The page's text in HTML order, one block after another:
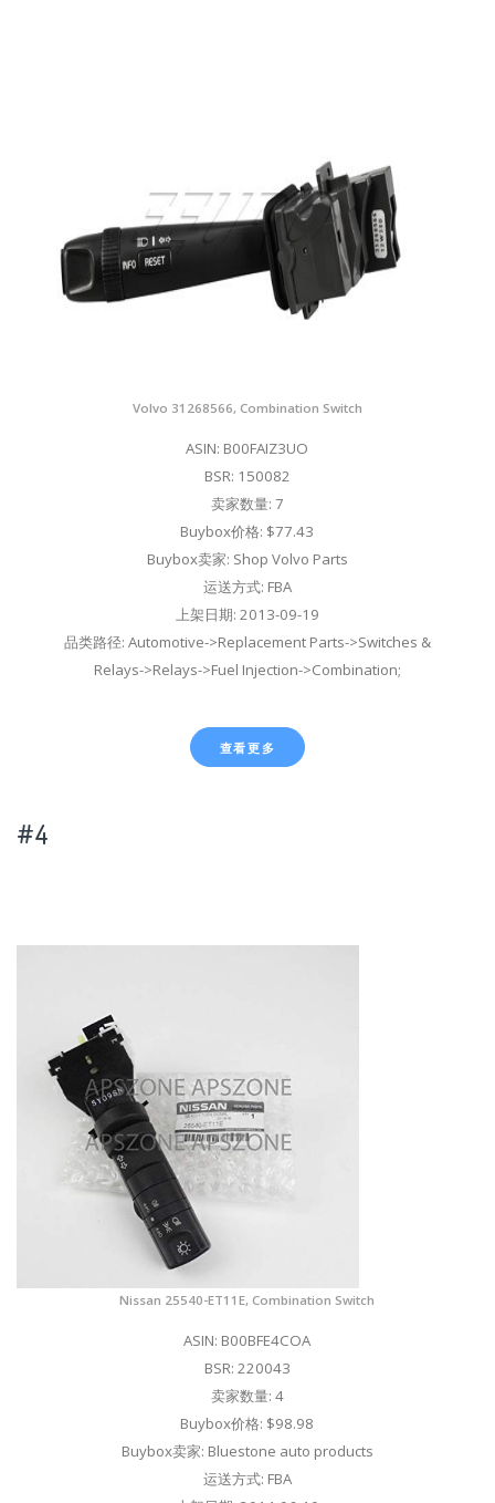
Volvo 31268566, Combination Switch
ASIN: B00FAIZ3UO
BSR: 150082
卖家数量: 7
Buybox价格: $77.43
Buybox卖家: Shop Volvo Parts
运送方式: FBA
上架日期: 2013-09-19
品类路径: Automotive->Replacement Parts->Switches &
Relays->Relays->Fuel Injection->Combination;
查看更多
#4
Nissan 25540-ET11E, Combination Switch
ASIN: B00BFE4COA
BSR: 220043
卖家数量: 4
Buybox价格: $98.98
Buybox卖家: Bluestone auto products
运送方式: FBA